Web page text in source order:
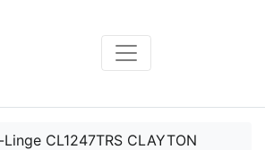
CL1247TRS CLAYTON